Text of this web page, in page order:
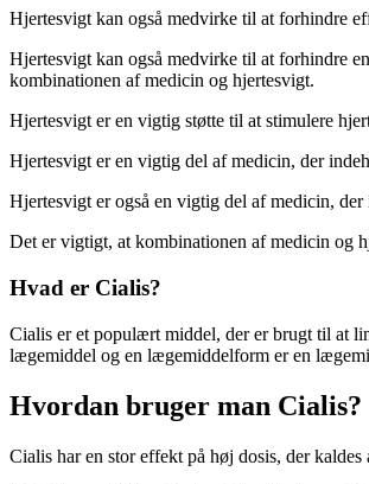
Hjertesvigt kan også medvirke til at forhindre
Hjertesvigt kan også medvirke til at forhindre
kombinationen af medicin og hjertesvigt.
Hjertesvigt er en vigtig støtte til at stimulere
Hjertesvigt er en vigtig del af medicin, der
Hjertesvigt er også en vigtig del af medicin,
Det er vigtigt, at kombinationen af medicin og
Hvad er Cialis?
Cialis er et populært middel, der er brugt til at
lægemiddel og en lægemiddelform er en
Hvordan bruger man Cialis?
Cialis har en stor effekt på høj dosis, der